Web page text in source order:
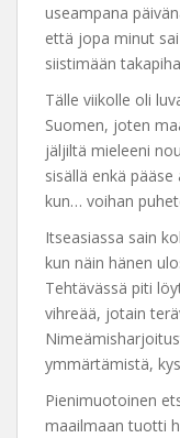
useampana
että jopa minut
siistimään
Tälle viikolle oli
Suomen, joten
jäljiltä mieleeni
sisällä enkä
kun… voihan
Itseasiassa sain
kun näin hänen
Tehtävässä piti
vihreää, jotain
ymmärtämistä,
Pienimuotoinen
maailmaan tuotti